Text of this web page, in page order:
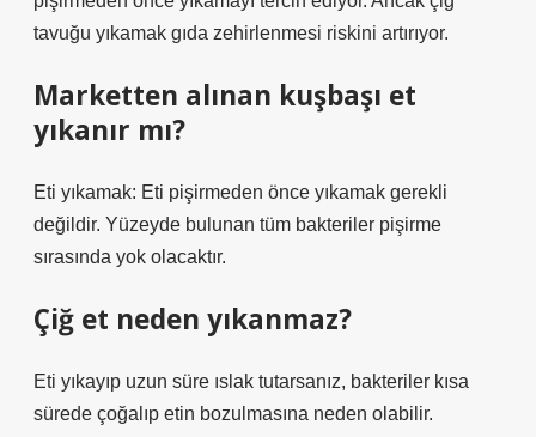
tavuğu yıkamak gıda zehirlenmesi riskini artırıyor.
Marketten alınan kuşbaşı et
yıkanır mı?
Eti yıkamak: Eti pişirmeden önce yıkamak gerekli
değildir. Yüzeyde bulunan tüm bakteriler pişirme
sırasında yok olacaktır.
Çiğ et neden yıkanmaz?
Eti yıkayıp uzun süre ıslak tutarsanız, bakteriler kısa
sürede çoğalıp etin bozulmasına neden olabilir.